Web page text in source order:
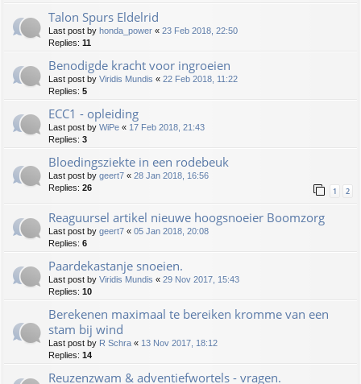
Talon Spurs Eldelrid
Last post by honda_power « 23 Feb 2018, 22:50
Replies: 11
Benodigde kracht voor ingroeien
Last post by Viridis Mundis « 22 Feb 2018, 11:22
Replies: 5
ECC1 - opleiding
Last post by WiPe « 17 Feb 2018, 21:43
Replies: 3
Bloedingsziekte in een rodebeuk
Last post by geert7 « 28 Jan 2018, 16:56
Replies: 26 1 2
Reaguursel artikel nieuwe hoogsnoeier Boomzorg
Last post by geert7 « 05 Jan 2018, 20:08
Replies: 6
Paardekastanje snoeien.
Last post by Viridis Mundis « 29 Nov 2017, 15:43
Replies: 10
Berekenen maximaal te bereiken kromme van een
stam bij wind
Last post by R Schra « 13 Nov 2017, 18:12
Replies: 14
Reuzenzwam & adventiefwortels - vragen.